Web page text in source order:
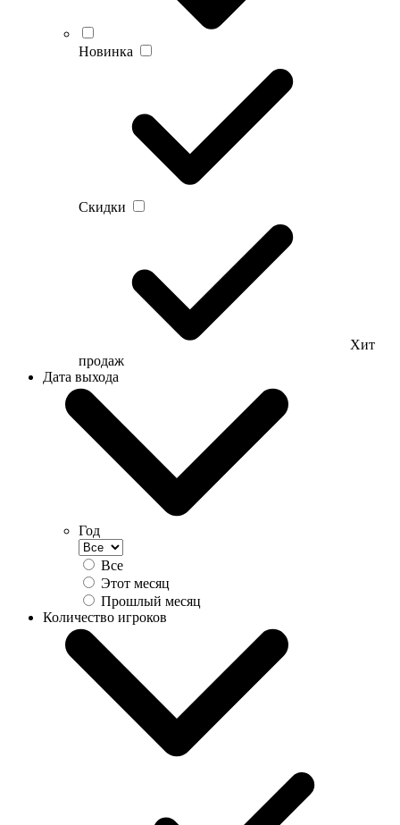
Новинка
Скидки
Хит
продаж
Дата выхода
Год
Все
Этот месяц
Прошлый месяц
Количество игроков